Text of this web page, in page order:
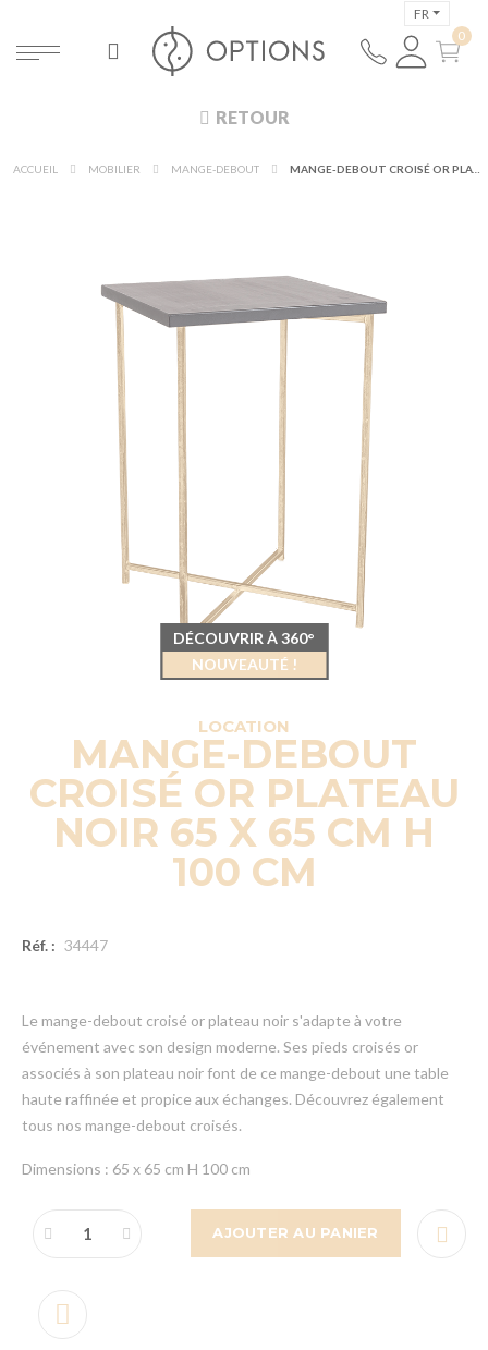
FR
RETOUR
ACCUEIL MOBILIER MANGE-DEBOUT MANGE-DEBOUT CROISÉ OR PLATEAU NOIR 65 X 65 CM H 100 CM
LOCATION
MANGE-DEBOUT
CROISÉ OR PLATEAU
NOIR 65 X 65 CM H
100 CM
Réf. : 34447
Le mange-debout croisé or plateau noir s'adapte à votre
événement avec son design moderne. Ses pieds croisés or
associés à son plateau noir font de ce mange-debout une table
haute raffinée et propice aux échanges. Découvrez également
tous nos mange-debout croisés.
Dimensions : 65 x 65 cm H 100 cm
AJOUTER AU PANIER
DÉCOUVRIR À 360°
NOUVEAUTÉ !